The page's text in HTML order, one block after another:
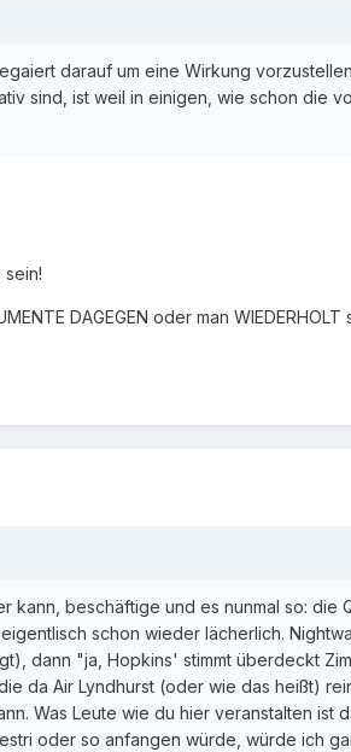
darauf um eine Wirkung
sind, ist weil in einigen, wie schon die
sein!
DAGEGEN oder man
beschäftige und es nunmal so: die
schon wieder lächerlich.
dann "ja, Hopkins' stimmt überdeckt
da Air Lyndhurst (oder wie das heißt)
Was Leute wie du hier veranstalten ist
oder so anfangen würde, würde ich